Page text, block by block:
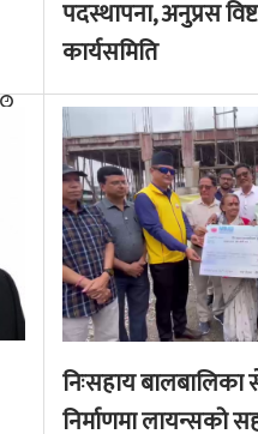
पदस्थापना, अनुप्रस
कार्यसमिति
निःसहाय
निर्माणमा लायन्सको